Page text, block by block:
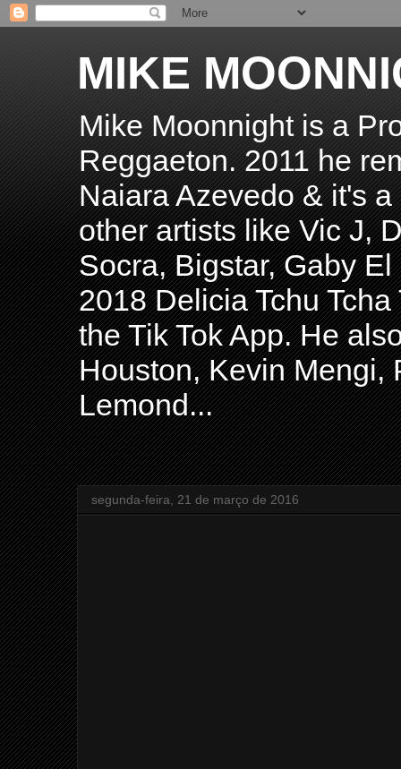
MIKE
Mike Moonnight is a
Reggaeton. 2011 he
Naiara Azevedo & it's
other artists like Vic J,
Socra, Bigstar, Gaby
2018 Delicia Tchu
the Tik Tok App. He
Houston, Kevin Mengi,
Lemond...
segunda-feira, 21 de março de 2016